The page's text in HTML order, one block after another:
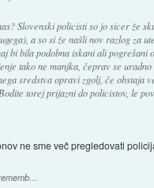
Slovenski policisti so jo sicer že
a so si že našli nov razlog za
bi bila podobna iskani ali pogrešani
tako ne manjka, čeprav se
sredstva opravi zgolj, če obstaja
torej prijazni do policistov, le
ne sme več pregledovati